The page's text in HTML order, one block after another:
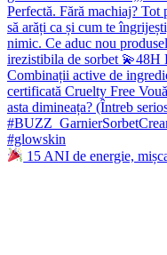
15 ANI de energie,